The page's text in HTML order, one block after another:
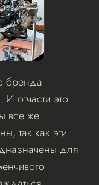
бренда
И отчасти это
все же
так как эти
для